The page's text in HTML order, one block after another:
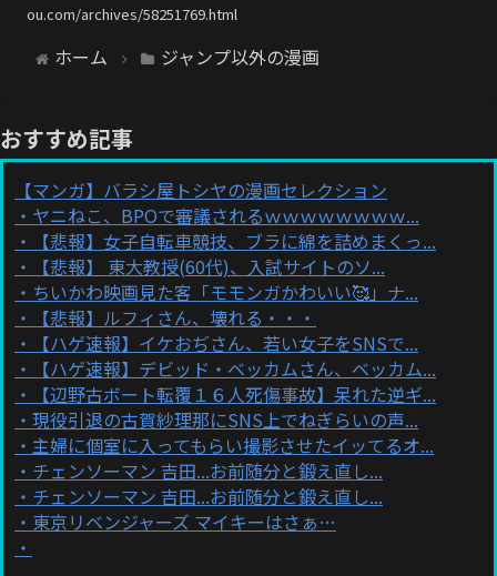
ou.com/archives/58251769.html
ホーム ジャンプ以外の漫画
おすすめ記事
【マンガ】バラシ屋トシヤの漫画セレクション
ヤニねこ、BPOで審議されるｗｗｗｗｗｗｗｗ...
【悲報】女子自転車競技、ブラに綿を詰めまくっ...
【悲報】 東大教授(60代)、入試サイトのソ...
ちいかわ映画見た客「モモンガかわいい🥰」ナ...
【悲報】ルフィさん、壊れる・・・
【ハゲ速報】イケおぢさん、若い女子をSNSで...
【ハゲ速報】デビッド・ベッカムさん、ベッカム...
【辺野古ボート転覆１６人死傷事故】呆れた逆ギ...
現役引退の古賀紗理那にSNS上でねぎらいの声...
主婦に個室に入ってもらい撮影させたイッてるオ...
チェンソーマン 吉田...お前随分と鍛え直し...
チェンソーマン 吉田...お前随分と鍛え直し...
東京リベンジャーズ マイキーはさぁ…